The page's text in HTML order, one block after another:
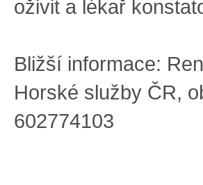
oživit a lékař
Bližší informace:
Horské služby ČR,
602774103